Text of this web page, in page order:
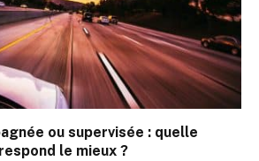
ou supervisée : quelle
le mieux ?